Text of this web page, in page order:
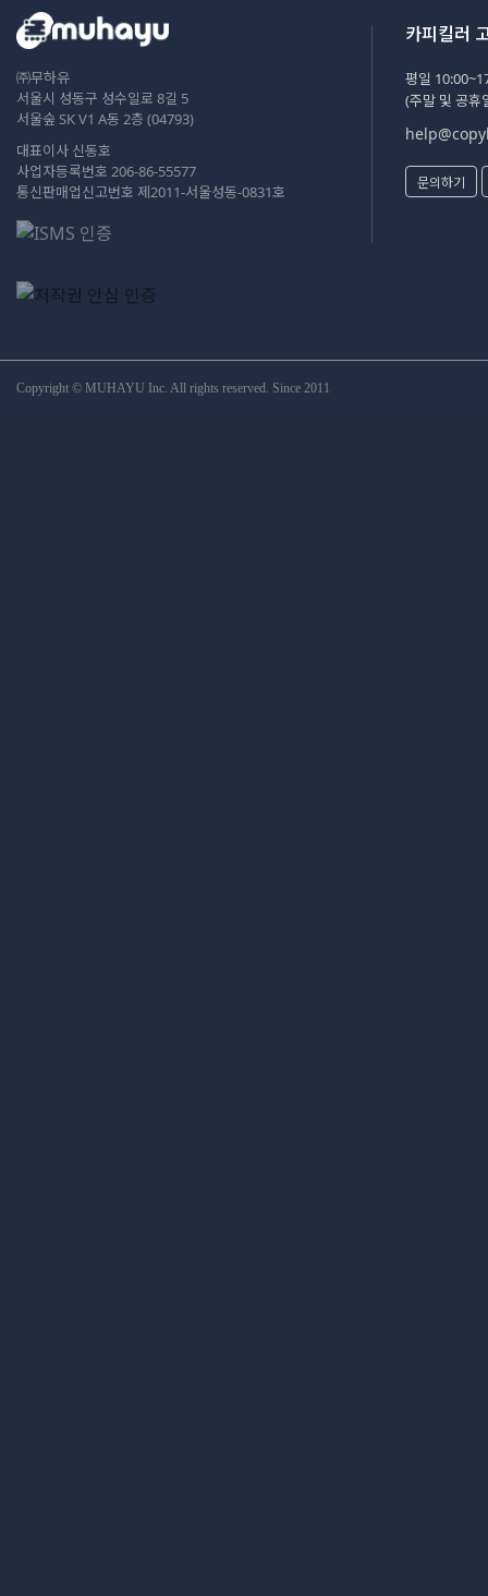
㈜무하유
서울시 성동구 성수일로 8길 5
서울숲 SK V1 A동 2층 (04793)
대표이사 신동호
사업자등록번호 206-86-55577
통신판매업신고번호 제2011-서울성동-0831호
카피킬러
평일
(주말 및 공휴
문의하기
Copyright © MUHAYU Inc. All rights reserved. Since 2011